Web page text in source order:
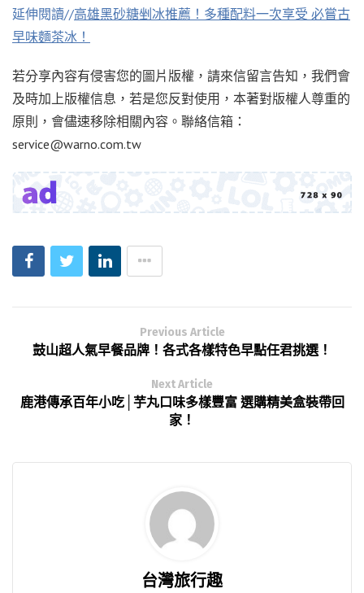
延伸閱讀//高雄黑砂糖剉冰推薦！多種配料一次享受 必嘗古
早味麵茶冰！
若分享內容有侵害您的圖片版權，請來信留言告知，我們會
及時加上版權信息，若是您反對使用，本著對版權人尊重的
原則，會儘速移除相關內容。聯絡信箱：
service@warno.com.tw
Previous Article
鼓山超人氣早餐品牌！各式各樣特色早點任君挑選！
Next Article
鹿港傳承百年小吃│芋丸口味多樣豐富 選購精美盒裝帶回
家！
台灣旅行趣